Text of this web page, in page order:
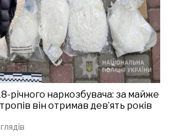
річного наркозбувача: за майже
він отримав дев’ять років